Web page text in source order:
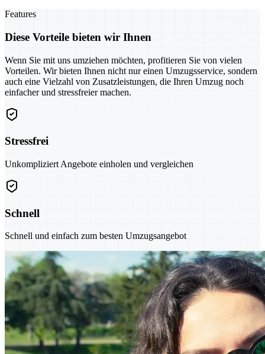
Features
Diese Vorteile bieten wir Ihnen
Wenn Sie mit uns umziehen möchten, profitieren Sie von vielen
Vorteilen. Wir bieten Ihnen nicht nur einen Umzugsservice, sondern
auch eine Vielzahl von Zusatzleistungen, die Ihren Umzug noch
einfacher und stressfreier machen.
Stressfrei
Unkompliziert Angebote einholen und vergleichen
Schnell
Schnell und einfach zum besten Umzugsangebot